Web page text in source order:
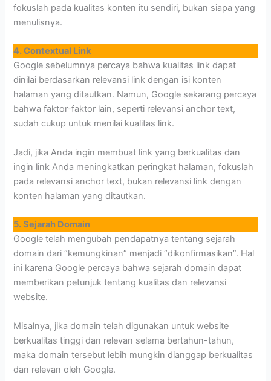
fokuslah pada kualitas konten itu sendiri, bukan siapa yang
menulisnya.
4. Contextual Link
Google sebelumnya percaya bahwa kualitas link dapat
dinilai berdasarkan relevansi link dengan isi konten
halaman yang ditautkan. Namun, Google sekarang percaya
bahwa faktor-faktor lain, seperti relevansi anchor text,
sudah cukup untuk menilai kualitas link.
Jadi, jika Anda ingin membuat link yang berkualitas dan
ingin link Anda meningkatkan peringkat halaman, fokuslah
pada relevansi anchor text, bukan relevansi link dengan
konten halaman yang ditautkan.
5. Sejarah Domain
Google telah mengubah pendapatnya tentang sejarah
domain dari “kemungkinan” menjadi “dikonfirmasikan”. Hal
ini karena Google percaya bahwa sejarah domain dapat
memberikan petunjuk tentang kualitas dan relevansi
website.
Misalnya, jika domain telah digunakan untuk website
berkualitas tinggi dan relevan selama bertahun-tahun,
maka domain tersebut lebih mungkin dianggap berkualitas
dan relevan oleh Google.